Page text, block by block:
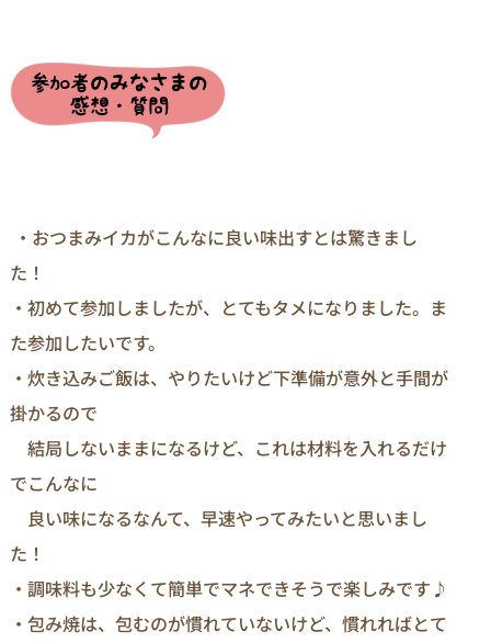
・おつまみイカがこんなに良い味出すとは驚きまし
た！
・初めて参加しましたが、とてもタメになりました。ま
た参加したいです。
・炊き込みご飯は、やりたいけど下準備が意外と手間が
掛かるので
結局しないままになるけど、これは材料を入れるだけ
でこんなに
良い味になるなんて、早速やってみたいと思いまし
た！
・調味料も少なくて簡単でマネできそうで楽しみです♪
・包み焼は、包むのが慣れていないけど、慣れればとて